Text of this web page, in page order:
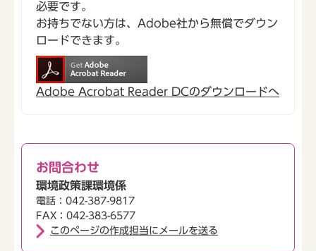
必要です。
お持ちでない方は、Adobe社から無償でダウン
ロードできます。
Adobe Acrobat Reader DCのダウンロードへ
お問合わせ
環境政策課環境係
電話：042-387-9817
FAX：042-383-6577
このページの作成担当にメールを送る